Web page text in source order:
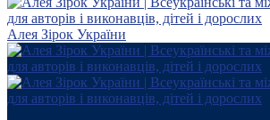
Алея Зірок України